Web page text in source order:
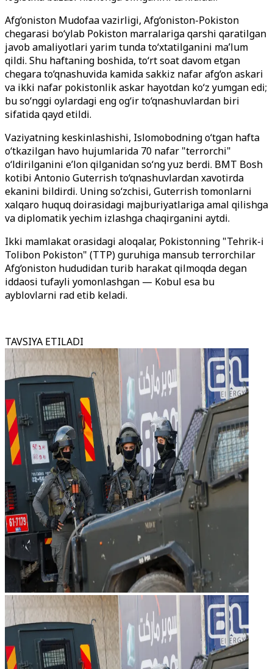
Afg‘oniston Mudofaa vazirligi, Afg‘oniston-Pokiston
chegarasi bo‘ylab Pokiston marralariga qarshi qaratilgan
javob amaliyotlari yarim tunda to‘xtatilganini ma’lum
qildi. Shu haftaning boshida, to‘rt soat davom etgan
chegara to‘qnashuvida kamida sakkiz nafar afg‘on askari
va ikki nafar pokistonlik askar hayotdan ko‘z yumgan edi;
bu so‘nggi oylardagi eng og‘ir to‘qnashuvlardan biri
sifatida qayd etildi.
Vaziyatning keskinlashishi, Islomobodning o‘tgan hafta
o‘tkazilgan havo hujumlarida 70 nafar "terrorchi"
o‘ldirilganini e’lon qilganidan so‘ng yuz berdi. BMT Bosh
kotibi Antonio Guterrish to‘qnashuvlardan xavotirda
ekanini bildirdi. Uning so‘zchisi, Guterrish tomonlarni
xalqaro huquq doirasidagi majburiyatlariga amal qilishga
va diplomatik yechim izlashga chaqirganini aytdi.
Ikki mamlakat orasidagi aloqalar, Pokistonning "Tehrik-i
Tolibon Pokiston" (TTP) guruhiga mansub terrorchilar
Afg‘oniston hududidan turib harakat qilmoqda degan
iddaosi tufayli yomonlashgan — Kobul esa bu
ayblovlarni rad etib keladi.
TAVSIYA ETILADI